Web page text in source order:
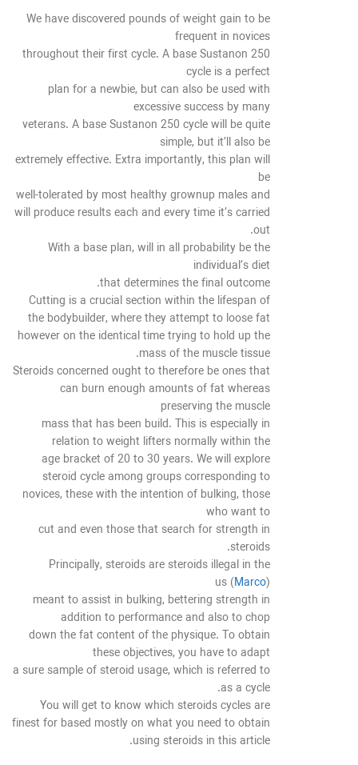
We have discovered pounds of weight gain to be
frequent in novices
throughout their first cycle. A base Sustanon 250
cycle is a perfect
plan for a newbie, but can also be used with
excessive success by many
veterans. A base Sustanon 250 cycle will be quite
simple, but it’ll also be
extremely effective. Extra importantly, this plan will
be
well-tolerated by most healthy grownup males and
will produce results each and every time it’s carried
out.
With a base plan, will in all probability be the
individual’s diet
that determines the final outcome.
Cutting is a crucial section within the lifespan of
the bodybuilder, where they attempt to loose fat
however on the identical time trying to hold up the
mass of the muscle tissue.
Steroids concerned ought to therefore be ones that
can burn enough amounts of fat whereas
preserving the muscle
mass that has been build. This is especially in
relation to weight lifters normally within the
age bracket of 20 to 30 years. We will explore
steroid cycle among groups corresponding to
novices, these with the intention of bulking, those
who want to
cut and even those that search for strength in
steroids.
Principally, steroids are steroids illegal in the
us (Marco)
meant to assist in bulking, bettering strength in
addition to performance and also to chop
down the fat content of the physique. To obtain
these objectives, you have to adapt
a sure sample of steroid usage, which is referred to
as a cycle.
You will get to know which steroids cycles are
finest for based mostly on what you need to obtain
using steroids in this article.